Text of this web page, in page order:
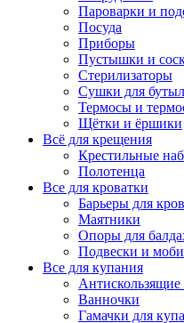
Пароварки и
Посуда
Приборы
Пустышки и
Стерилизаторы
Сушки для
Термосы и
Щётки и ёршики
Всё для крещения
Крестильные
Полотенца
Все для кроватки
Барьеры для
Маятники
Опоры для
Подвески и
Все для купания
Антискользящие
Ванночки
Гамачки для